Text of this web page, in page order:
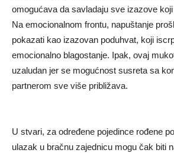
omogućava da savladaju sve izazove
Na emocionalnom frontu, napuštanje
pokazati kao izazovan poduhvat, koji
emocionalno blagostanje. Ipak, ovaj
uzaludan jer se mogućnost susreta sa
partnerom sve više približava.
U stvari, za određene pojedince rođene
ulazak u bračnu zajednicu mogu čak biti